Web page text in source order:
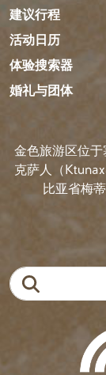
建议行程
活动日历
体验搜索器
婚礼与团体
金色旅游区位
克萨人（
比亚省梅